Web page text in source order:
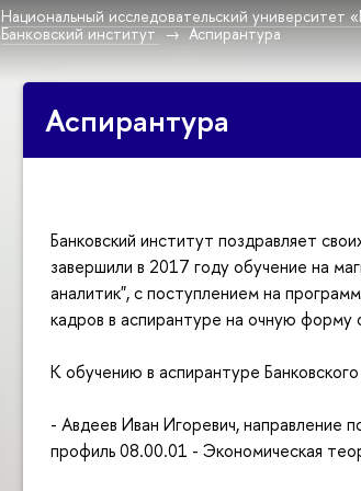
Национальный исследовательский университет
Банковский институт
Аспирантура
Аспирантура
Банковский институт поздравляет
завершили в 2017 году обучение на
аналитик", с поступлением на
кадров в аспирантуре на очную
К обучению в аспирантуре
- Авдеев Иван Игоревич, направление
профиль 08.00.01 - Экономическая